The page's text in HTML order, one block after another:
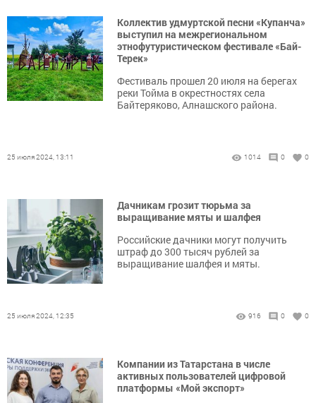
Коллектив удмуртской песни «Купанча»
выступил на межрегиональном
этнофутуристическом фестивале «Бай-
Терек»
Фестиваль прошел 20 июля на берегах
реки Тойма в окрестностях села
Байтеряково, Алнашского района.
25 июля 2024, 13:11 1014 0 0
Дачникам грозит тюрьма за
выращивание мяты и шалфея
Российские дачники могут получить
штраф до 300 тысяч рублей за
выращивание шалфея и мяты.
25 июля 2024, 12:35 916 0 0
Компании из Татарстана в числе
активных пользователей цифровой
платформы «Мой экспорт»